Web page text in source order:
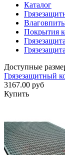
Каталог
Покрытия
Доступные
Грязезащитный
3167.00 руб
Купить